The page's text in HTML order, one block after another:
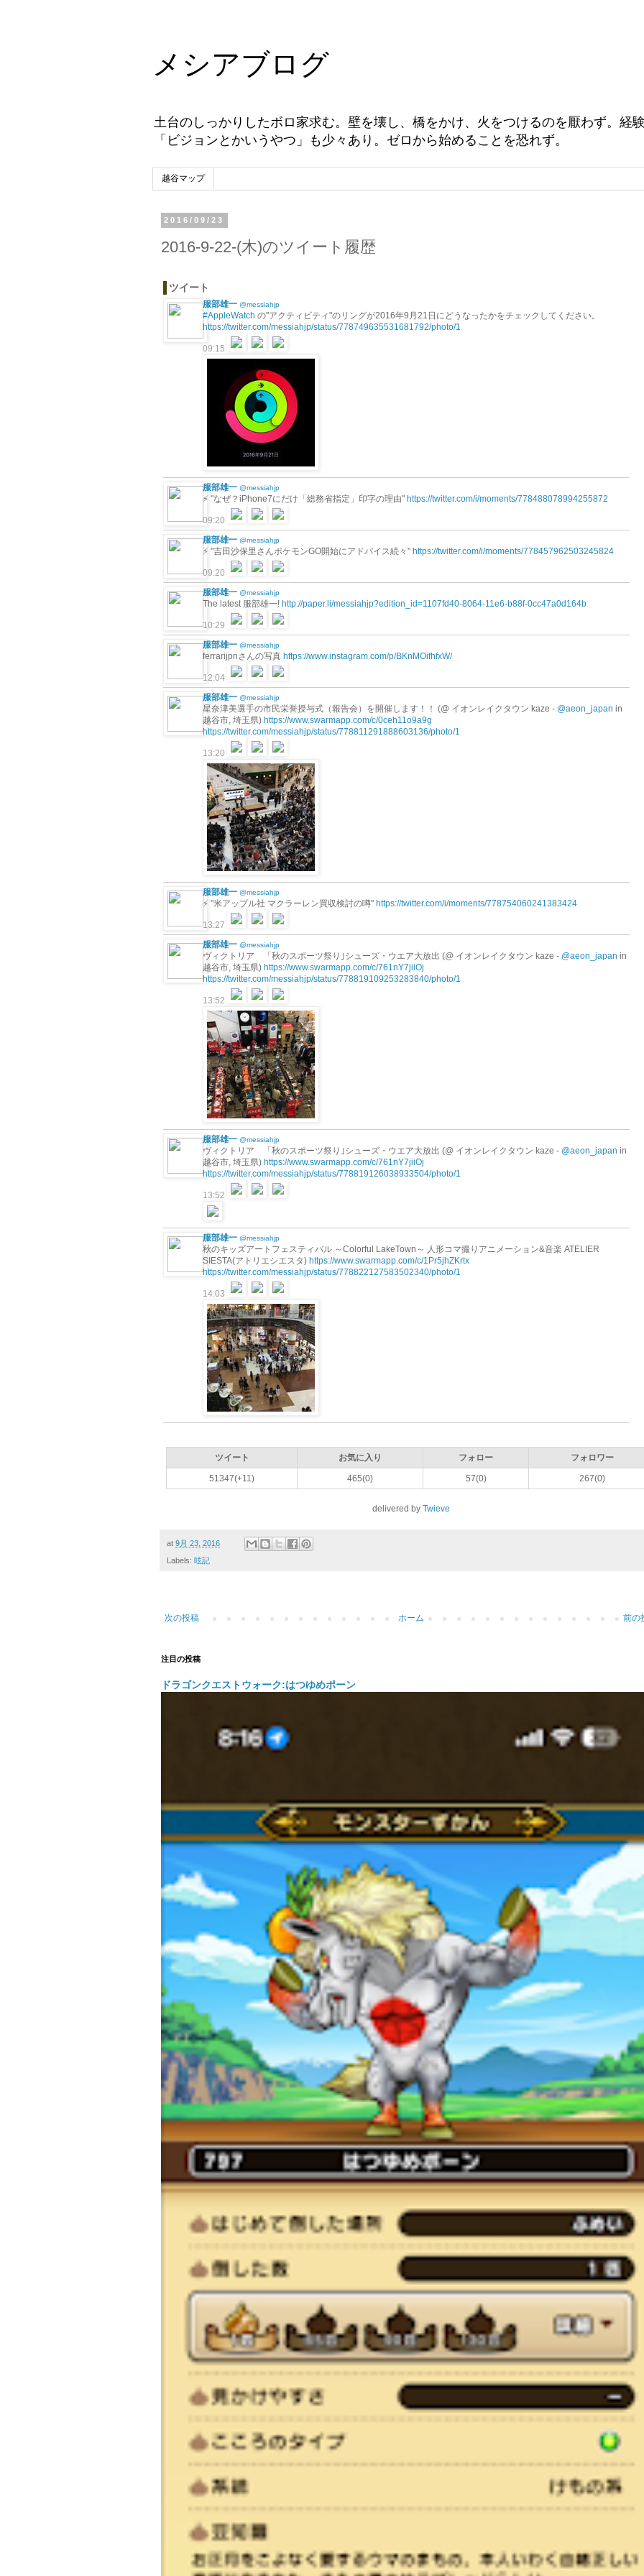
メシアブログ
土台のしっかりしたボロ家求む。壁を壊し、橋をかけ、火をつけるのを厭わず。経
「ビジョンとかいうやつ」も少々あり。ゼロから始めることを恐れず。
越谷マップ
2016/09/23
2016-9-22-(木)のツイート履歴
ツイート
服部雄一 @messiahjp
#AppleWatch の"アクティビティ"のリングが2016年9月21日にどうなったかをチェックしてください。
https://twitter.com/messiahjp/status/778749635531681792/photo/1
09:15
服部雄一 @messiahjp
⚡️ "なぜ？iPhone7にだけ「総務省指定」印字の理由" https://twitter.com/i/moments/778488078994255872
09:20
服部雄一 @messiahjp
⚡️ "吉田沙保里さんポケモンGO開始にアドバイス続々" https://twitter.com/i/moments/778457962503245824
09:20
服部雄一 @messiahjp
The latest 服部雄一! http://paper.li/messiahjp?edition_id=1107fd40-8064-11e6-b88f-0cc47a0d164b
10:29
服部雄一 @messiahjp
ferrarijpnさんの写真 https://www.instagram.com/p/BKnMOifhfxW/
12:04
服部雄一 @messiahjp
星奈津美選手の市民栄誉授与式（報告会）を開催します！！ (@ イオンレイクタウン kaze - @aeon_japan in
越谷市, 埼玉県) https://www.swarmapp.com/c/0ceh11o9a9g
https://twitter.com/messiahjp/status/778811291888603136/photo/1
13:20
服部雄一 @messiahjp
⚡️ "米アップル社 マクラーレン買収検討の噂" https://twitter.com/i/moments/778754060241383424
13:27
服部雄一 @messiahjp
ヴィクトリア 「秋のスポーツ祭り｣シューズ・ウエア大放出 (@ イオンレイクタウン kaze - @aeon_japan in
越谷市, 埼玉県) https://www.swarmapp.com/c/761nY7jiiOj
https://twitter.com/messiahjp/status/778819109253283840/photo/1
13:52
服部雄一 @messiahjp
ヴィクトリア 「秋のスポーツ祭り｣シューズ・ウエア大放出 (@ イオンレイクタウン kaze - @aeon_japan in
越谷市, 埼玉県) https://www.swarmapp.com/c/761nY7jiiOj
https://twitter.com/messiahjp/status/778819126038933504/photo/1
13:52
服部雄一 @messiahjp
秋のキッズアートフェスティバル ～Colorful LakeTown～ 人形コマ撮りアニメーション&音楽 ATELIER
SIESTA(アトリエシエスタ) https://www.swarmapp.com/c/1Pr5jhZKrtx
https://twitter.com/messiahjp/status/778822127583502340/photo/1
14:03
ツイート お気に入り フォロー フォロワー
51347(+11) 465(0) 57(0) 267(0)
delivered by Twieve
at 9月 23, 2016
Labels: 呟記
次の投稿 前の
ホーム
注目の投稿
ドラゴンクエストウォーク:はつゆめポーン